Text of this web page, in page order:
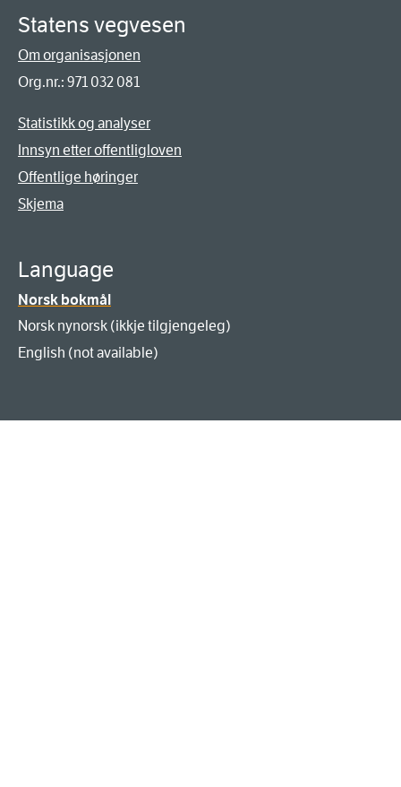
Statens vegvesen
Om organisasjonen
Org.nr.: 971 032 081
Statistikk og analyser
Innsyn etter offentligloven
Offentlige høringer
Skjema
Language
Norsk bokmål
Norsk nynorsk (ikkje tilgjengeleg)
English (not available)